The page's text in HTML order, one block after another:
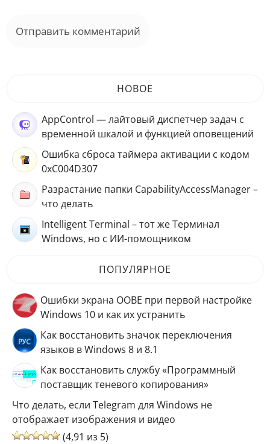
НОВОЕ
AppControl — лайтовый диспетчер задач с
временной шкалой и функцией оповещений
Ошибка сброса таймера активации с кодом
0xC004D307
Разрастание папки CapabilityAccessManager –
что делать
Intelligent Terminal – тот же Терминал
Windows, но с ИИ-помощником
ПОПУЛЯРНОЕ
Ошибки экрана OOBE при первой настройке
Windows 10 и как их устранить
Как восстановить значок переключения
языков в Windows 8 и 8.1
Как восстановить службу «Программный
поставщик теневого копирования»
Что делать, если Telegram для Windows не
отображает изображения и видео
(4,91 из 5)